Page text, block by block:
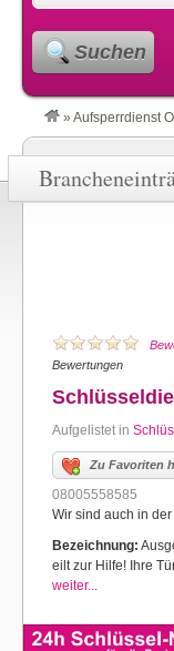
Suchen
» Aufsperrdienst
Bewertungen
Aufgelistet in
Zu Favoriten
08005558585
Wir sind auch in
Bezeichnung:
eilt zur Hilfe! Ihre
weiter...